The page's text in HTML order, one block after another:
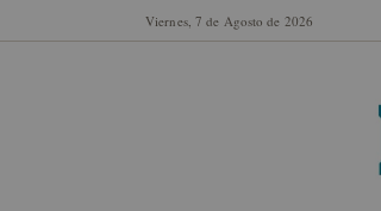
Viernes, 7 de Agosto de 2026